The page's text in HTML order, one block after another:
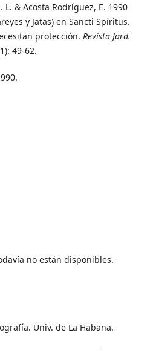
L. & Acosta Rodríguez, E. 1990
y Jatas) en Sancti Spíritus.
protección. Revista Jard.
49-62.
no están disponibles.
Univ. de La Habana.